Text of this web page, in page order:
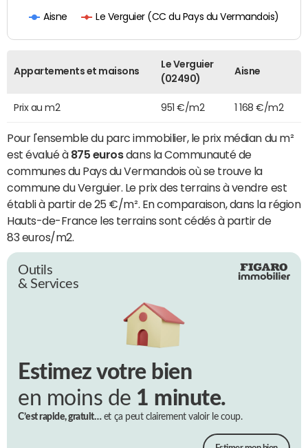
Aisne Le Verguier (CC du Pays du Vermandois)
Appartements et maisons
Le Verguier
(02490)
Aisne
Prix au m2 951 €/m2 1 168 €/m2
Pour l'ensemble du parc immobilier, le prix médian du m²
est évalué à 875 eurosdans la Communauté de
communes du Pays du Vermandois où se trouve la
commune du Verguier. Le prix des terrains à vendre est
établi à partir de 25 €/m². En comparaison, dans la région
Hauts-de-France les terrains sont cédés à partir de
83 euros/m2.
Outils
& Services
Estimez votre bien
en moins de 1 minute.
C’est rapide, gratuit…et ça peut clairement valoir le coup.